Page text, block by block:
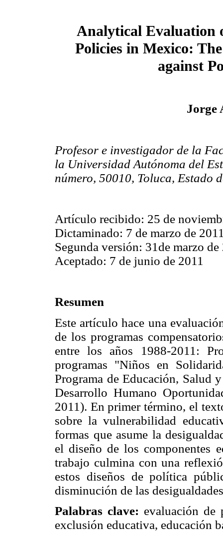
Analytical Evaluation
Policies in Mexico:
against
Jorge
Profesor e investigador de la
la Universidad Autónoma del
número, 50010, Toluca, Estado
Artículo recibido: 25 de
Dictaminado: 7 de marzo de
Segunda versión: 31de marzo de
Aceptado: 7 de junio de 2011
Resumen
Este artículo hace una
de los programas
entre los años 1988-2011:
programas "Niños en
Programa de Educación, Salud
Desarrollo Humano
2011). En primer término, el
sobre la vulnerabilidad
formas que asume la
el diseño de los componentes
trabajo culmina con una
estos diseños de política
disminución de las
Palabras clave: evaluación de
exclusión educativa, educación